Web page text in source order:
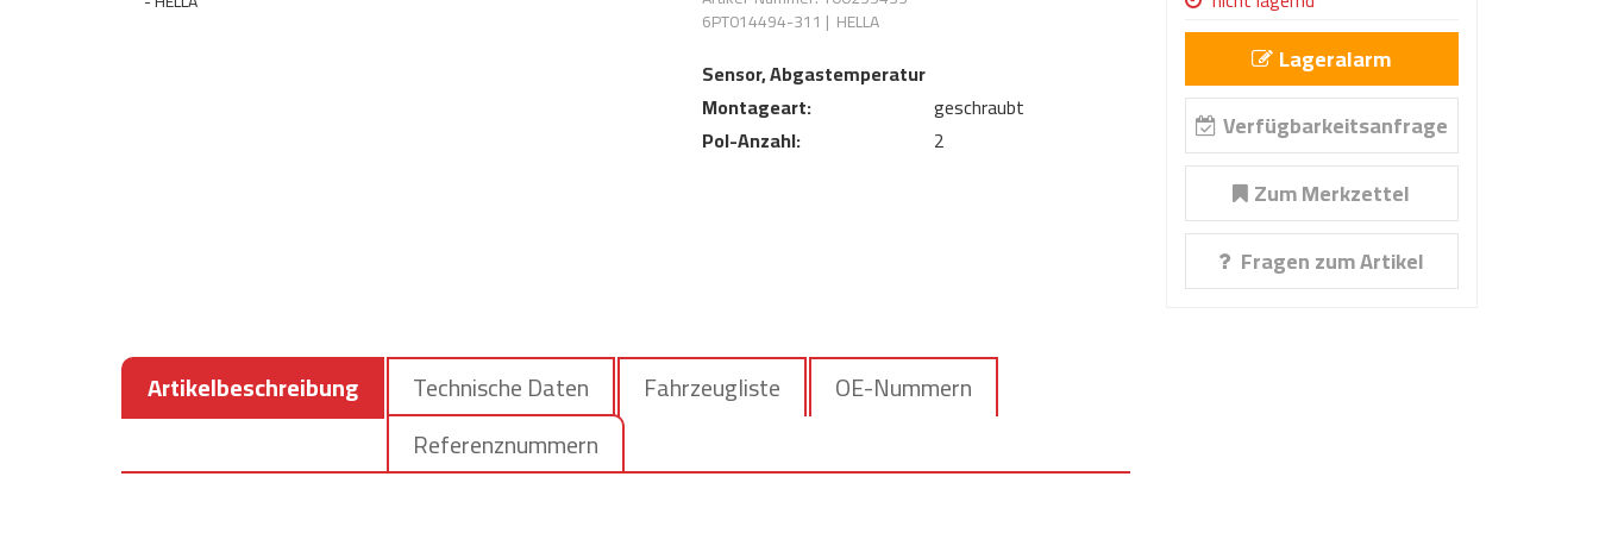
6PT014494-311 | HELLA
Sensor, Abgastemperatur
Montageart:
geschraubt
Pol-Anzahl:
2
Lageralarm
Verfügbarkeitsanfrage
Zum Merkzettel
Fragen zum Artikel
Artikelbeschreibung Technische Daten Fahrzeugliste
OE-Nummern
Referenznummern